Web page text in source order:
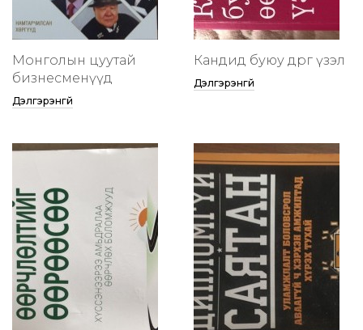
Монголын цуутай
бизнесменүүд
Дэлгэрэнгүй
Кандид буюу өөдрөг үзэл
Дэлгэрэнгүй